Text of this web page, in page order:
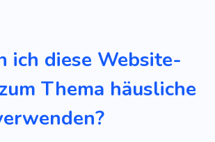
Dissens
Zusammengehörigkeit
Partner Gemeinschaft
Sozial
Probleme
ich diese Website-
Thema häusliche